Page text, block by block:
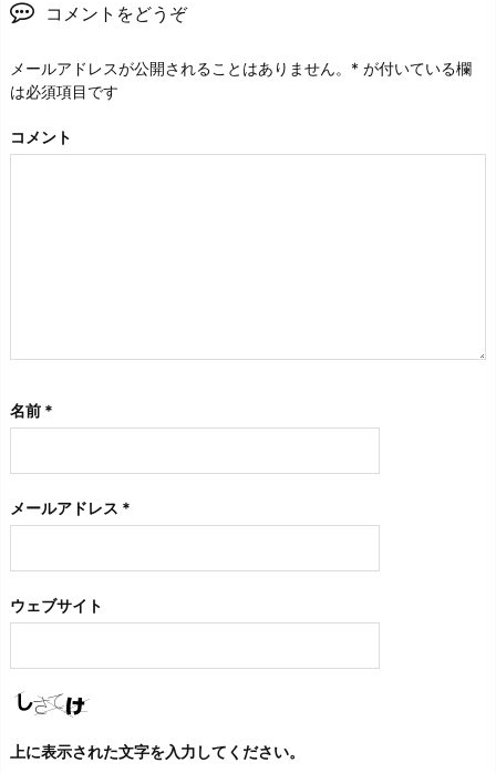
コメントをどうぞ
メールアドレスが公開されることはありません。 * が付いている欄
は必須項目です
コメント
名前 *
メールアドレス *
ウェブサイト
上に表示された文字を入力してください。